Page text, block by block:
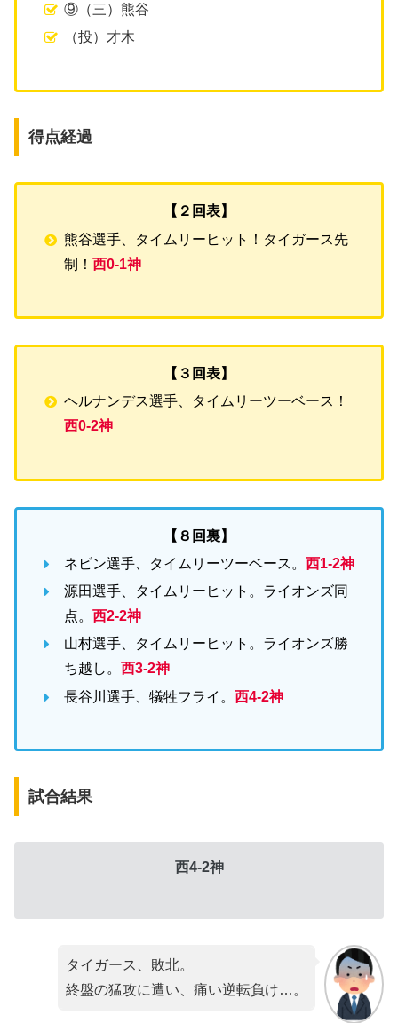
⑨（三）熊谷
（投）才木
得点経過
【２回表】
熊谷選手、タイムリーヒット！タイガース先
制！西0-1神
【３回表】
ヘルナンデス選手、タイムリーツーベース！
西0-2神
【８回裏】
ネビン選手、タイムリーツーベース。西1-2神
源田選手、タイムリーヒット。ライオンズ同
点。西2-2神
山村選手、タイムリーヒット。ライオンズ勝
ち越し。 西3-2神
長谷川選手、犠牲フライ。西4-2神
試合結果
西4-2神
タイガース、敗北。
終盤の猛攻に遭い、痛い逆転負け…。